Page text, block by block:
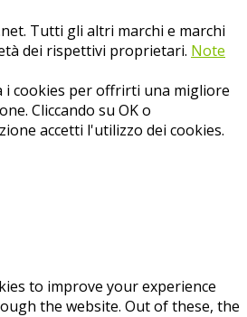
Tutti gli altri marchi e marchi
dei rispettivi proprietari. Note
i cookies per offrirti una migliore
Cliccando su OK o
accetti l'utilizzo dei cookies.
to improve your experience
the website. Out of these, the